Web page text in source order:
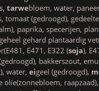
tarwebloem, water,
tomaat (gedroogd),
paprika, specerijen,
gehard plantaardig
E471, E322 (soja),
bakkerszout,
), water, eigeel (gedroogd),
olie(zonnebloem,